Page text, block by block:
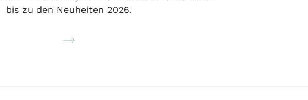
bis zu den Neuheiten 2026.